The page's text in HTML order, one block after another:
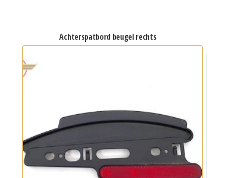
achterspatbord beugel rechts